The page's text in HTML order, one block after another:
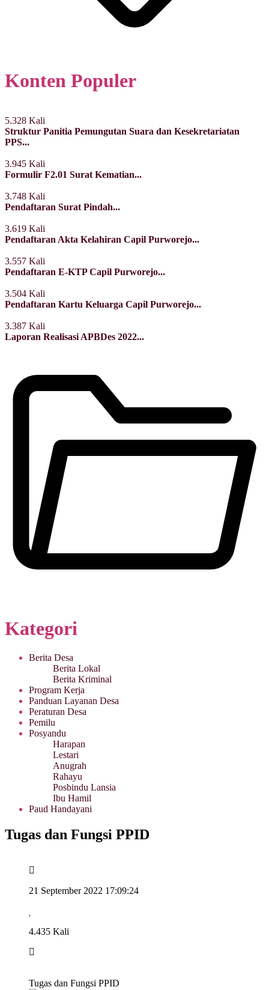
Konten Populer
5.328 Kali
Struktur Panitia Pemungutan Suara dan Kesekretariatan
PPS...
3.945 Kali
Formulir F2.01 Surat Kematian...
3.748 Kali
Pendaftaran Surat Pindah...
3.619 Kali
Pendaftaran Akta Kelahiran Capil Purworejo...
3.557 Kali
Pendaftaran E-KTP Capil Purworejo...
3.504 Kali
Pendaftaran Kartu Keluarga Capil Purworejo...
3.387 Kali
Laporan Realisasi APBDes 2022...
Kategori
Berita Desa
Berita Lokal
Berita Kriminal
Program Kerja
Panduan Layanan Desa
Peraturan Desa
Pemilu
Posyandu
Harapan
Lestari
Anugrah
Rahayu
Posbindu Lansia
Ibu Hamil
Paud Handayani
Tugas dan Fungsi PPID
21 September 2022 17:09:24
4.435 Kali
Tugas dan Fungsi PPID